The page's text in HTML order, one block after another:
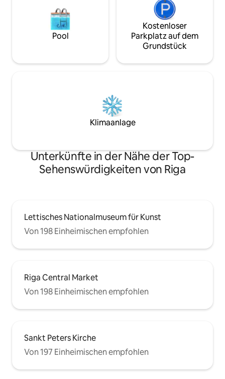
Pool
Kostenloser
Parkplatz auf dem
Grundstück
Klimaanlage
Unterkünfte in der Nähe der Top-
Sehenswürdigkeiten von Riga
Lettisches Nationalmuseum für Kunst
Von 198 Einheimischen empfohlen
Riga Central Market
Von 198 Einheimischen empfohlen
Sankt Peters Kirche
Von 197 Einheimischen empfohlen